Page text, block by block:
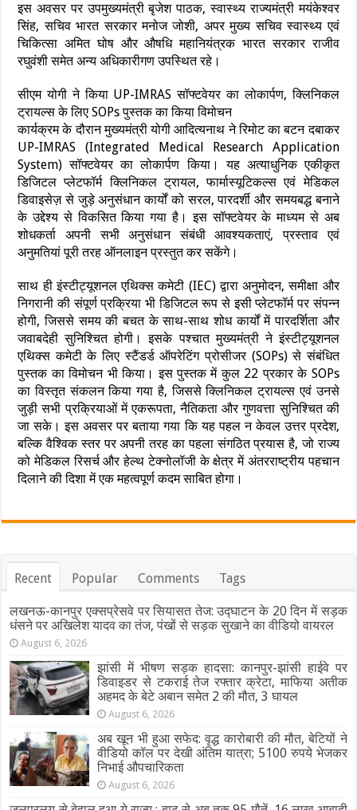
इस अवसर पर उपमुख्यमंत्री बृजेश पाठक, स्वास्थ्य राज्यमंत्री मयंकेश्वर
सिंह, सचिव भारत सरकार मनोज जोशी, अपर मुख्य सचिव स्वास्थ्य एवं
चिकित्सा अमित घोष और औषधि महानियंत्रक भारत सरकार राजीव
रघुवंशी समेत अन्य अधिकारीगण उपस्थित रहे।
सीएम योगी ने किया UP-IMRAS सॉफ्टवेयर का लोकार्पण, क्लिनिकल
ट्रायल्स के लिए SOPs पुस्तक का किया विमोचन
कार्यक्रम के दौरान मुख्यमंत्री योगी आदित्यनाथ ने रिमोट का बटन दबाकर
UP-IMRAS (Integrated Medical Research Application
System) सॉफ्टवेयर का लोकार्पण किया। यह अत्याधुनिक एकीकृत
डिजिटल प्लेटफॉर्म क्लिनिकल ट्रायल, फार्मास्यूटिकल्स एवं मेडिकल
डिवाइसेज़ से जुड़े अनुसंधान कार्यों को सरल, पारदर्शी और समयबद्ध बनाने
के उद्देश्य से विकसित किया गया है। इस सॉफ्टवेयर के माध्यम से अब
शोधकर्ता अपनी सभी अनुसंधान संबंधी आवश्यकताएं, प्रस्ताव एवं
अनुमतियां पूरी तरह ऑनलाइन प्रस्तुत कर सकेंगे।
साथ ही इंस्टीट्यूशनल एथिक्स कमेटी (IEC) द्वारा अनुमोदन, समीक्षा और
निगरानी की संपूर्ण प्रक्रिया भी डिजिटल रूप से इसी प्लेटफॉर्म पर संपन्न
होगी, जिससे समय की बचत के साथ-साथ शोध कार्यों में पारदर्शिता और
जवाबदेही सुनिश्चित होगी। इसके पश्चात मुख्यमंत्री ने इंस्टीट्यूशनल
एथिक्स कमेटी के लिए स्टैंडर्ड ऑपरेटिंग प्रोसीजर (SOPs) से संबंधित
पुस्तक का विमोचन भी किया। इस पुस्तक में कुल 22 प्रकार के SOPs
का विस्तृत संकलन किया गया है, जिससे क्लिनिकल ट्रायल्स एवं उनसे
जुड़ी सभी प्रक्रियाओं में एकरूपता, नैतिकता और गुणवत्ता सुनिश्चित की
जा सके। इस अवसर पर बताया गया कि यह पहल न केवल उत्तर प्रदेश,
बल्कि वैश्विक स्तर पर अपनी तरह का पहला संगठित प्रयास है, जो राज्य
को मेडिकल रिसर्च और हेल्थ टेक्नोलॉजी के क्षेत्र में अंतरराष्ट्रीय पहचान
दिलाने की दिशा में एक महत्वपूर्ण कदम साबित होगा।
Recent Popular Comments Tags
लखनऊ-कानपुर एक्सप्रेसवे पर सियासत तेज: उद्घाटन के 20 दिन में सड़क
धंसने पर अखिलेश यादव का तंज, पंखों से सड़क सुखाने का वीडियो वायरल
August 6, 2026
झांसी में भीषण सड़क हादसा: कानपुर-झांसी हाईवे पर
डिवाइडर से टकराई तेज रफ्तार क्रेटा, माफिया अतीक
अहमद के बेटे अबान समेत 2 की मौत, 3 घायल
August 6, 2026
अब खून भी हुआ सफेद: वृद्ध कारोबारी की मौत, बेटियों ने
वीडियो कॉल पर देखी अंतिम यात्रा; 5100 रुपये भेजकर
निभाई औपचारिकता
August 6, 2026